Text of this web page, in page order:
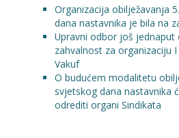
Organizacija obilježavanja
dana nastavnika je bila na
Upravni odbor još jednaput
zahvalnost za organizaciju
Vakuf
O budućem modalitetu
svjetskog dana nastavnika
odrediti organi Sindikata